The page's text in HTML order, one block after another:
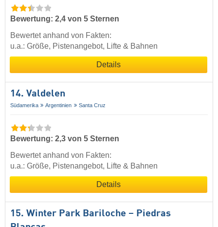
Bewertung: 2,4 von 5 Sternen
Bewertet anhand von Fakten:
u.a.: Größe, Pistenangebot, Lifte & Bahnen
Details
14. Valdelen
Südamerika Argentinien Santa Cruz
Bewertung: 2,3 von 5 Sternen
Bewertet anhand von Fakten:
u.a.: Größe, Pistenangebot, Lifte & Bahnen
Details
15. Winter Park Bariloche – Piedras